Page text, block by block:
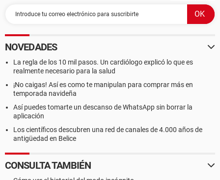
NOVEDADES
La regla de los 10 mil pasos. Un cardiólogo explicó lo que es
realmente necesario para la salud
¡No caigas! Así es como te manipulan para comprar más en
temporada navideña
Así puedes tomarte un descanso de WhatsApp sin borrar la
aplicación
Los científicos descubren una red de canales de 4.000 años de
antigüedad en Belice
CONSULTA TAMBIÉN